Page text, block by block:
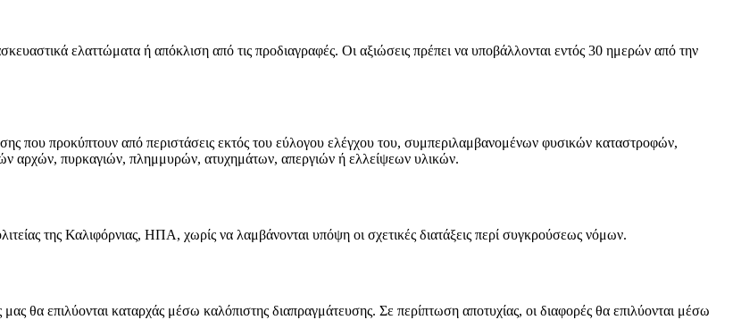
ελαττώματα ή απόκλιση από τις προδιαγραφές. Οι αξιώσεις πρέπει να υποβάλλονται εντός 30 ημερών από την
που προκύπτουν από περιστάσεις εκτός του εύλογου ελέγχου του, συμπεριλαμβανομένων φυσικών καταστροφών,
αρχών, πυρκαγιών, πλημμυρών, ατυχημάτων, απεργιών ή ελλείψεων υλικών.
της Καλιφόρνιας, ΗΠΑ, χωρίς να λαμβάνονται υπόψη οι σχετικές διατάξεις περί συγκρούσεως νόμων.
θα επιλύονται καταρχάς μέσω καλόπιστης διαπραγμάτευσης. Σε περίπτωση αποτυχίας, οι διαφορές θα επιλύονται μέσω